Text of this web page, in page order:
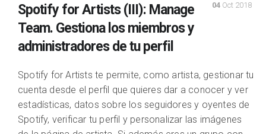
04 Oct 2018
Spotify for Artists (III): Manage
Team. Gestiona los miembros y
administradores de tu perfil
Spotify for Artists te permite, como artista, gestionar tu
cuenta desde el perfil que quieres dar a conocer y ver
estadísticas, datos sobre los seguidores y oyentes de
Spotify, verificar tu perfil y personalizar las imágenes